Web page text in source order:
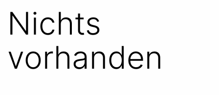
Nichts
vorhanden